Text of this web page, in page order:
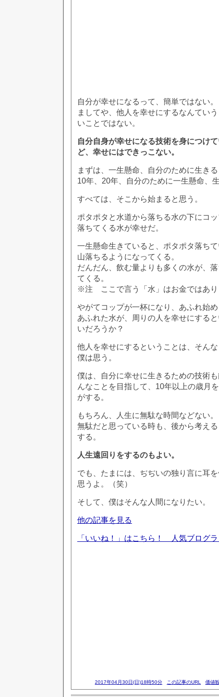
自分が幸せになるって、簡単ではない。
ましてや、他人を幸せにするなんてい
いことではない。
自分自身が幸せになる技術を身につけ
ど、幸せにはできっこない。
まずは、一生懸命、自分のために生き
10年、20年、自分のために一生懸命、
すべては、そこから始まると思う。
ポタポタと水道から落ちる水の下にコ
落ちてくる水が幸せだ。
一生懸命生きていると、ポタポタ落ち
山落ちるようになってくる。
だんだん、飲む量よりも多くの水が、
てくる。
※注 ここで言う「水」はお金ではあり
やがてコップが一杯になり、あふれ始
あふれた水が、周りの人を幸せにする
いだろうか？
他人を幸せにするということは、そん
僕は思う。
僕は、自分に幸せに生きるための技術
んなことを目指して、10年以上の歳月
がする。
もちろん、人生に無駄な時間などない。
無駄だと思っている時も、後から考え
する。
人生遠回りをするのもよい。
でも、たまには、ぢぢいの独り言に耳
思うよ。（笑）
そして、僕はそんな人間になりたい。
他の記事を見る
「いいね！」はこちら！ 人気ブログ
2017年04月30日(日)18時50分 この記事のURL 価値